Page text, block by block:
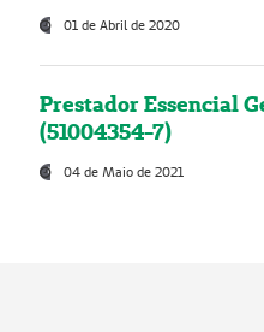
01 de Abril de 2020
Prestador Essencial
(51004354-7)
04 de Maio de 2021